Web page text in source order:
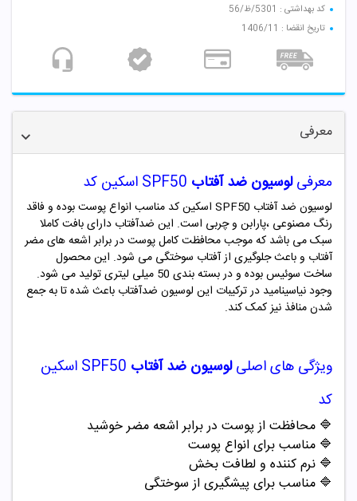
کد بهداشتی : 5301/ظ/56
تاریخ انقضا : 1406/11
معرفی
معرفیلوسیون ضد آفتاب
لوسیون ضد آفتاب SPF50 اسکین کد مناسب انواع پوست بوده و فاقد
رنگ مصنوعی ،پارابن و چربی است. این ضدآفتاب دارای بافت کاملا
سبک می باشد که موجب محافظت کامل پوست در برابر اشعه های مضر
آفتاب و باعث جلوگیری از آفتاب سوختگی می شود. این محصول
ساخت سوئیس بوده و در بسته بندی 50 میلی لیتری تولید می شود.
وجود نیاسینامید در ترکیبات این لوسیون ضدآفتاب باعث شده تا به جمع
شدن منافذ نیز کمک کند.
ویژگی های اصلیلوسیون ضد آفتاب
SPF50 اسکین
کد
🔷 محافظت از پوست در برابر اشعه مضر خوشید
🔷 مناسب برای انواع پوست
🔷 نرم کننده و لطافت بخش
🔷 مناسب برای پیشگیری از سوختگی